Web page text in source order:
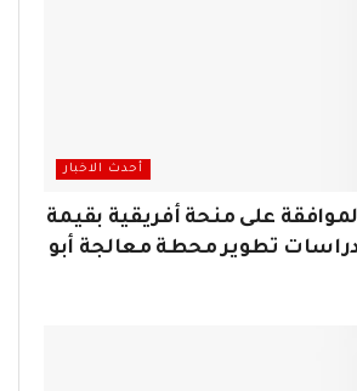
أحدث الاخبار
على منحة أفريقية بقيمة
لدراسات تطوير محطة معالجة أبو